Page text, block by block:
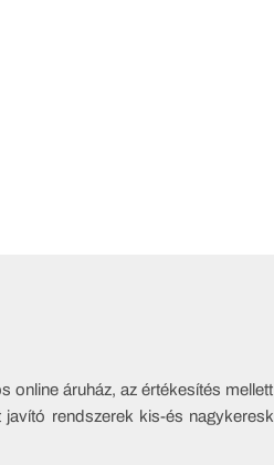
online áruház, az értékesítés
rendszerek kis-és